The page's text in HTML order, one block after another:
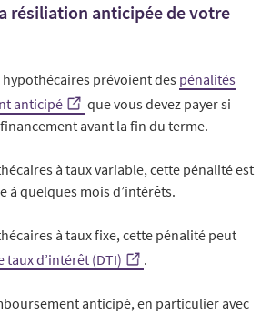
résiliation anticipée de votre
prévoient des pénalités
anticipé
que vous devez payer si
avant la fin du terme.
à taux variable, cette pénalité est
à quelques mois d’intérêts.
à taux fixe, cette pénalité peut
d’intérêt (DTI) .
anticipé, en particulier avec